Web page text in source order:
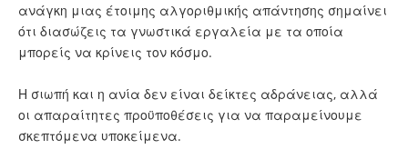
ανάγκη μιας έτοιμης αλγοριθμικής απάντησης σημαίνει
ότι διασώζεις τα γνωστικά εργαλεία με τα οποία
μπορείς να κρίνεις τον κόσμο.
Η σιωπή και η ανία δεν είναι δείκτες αδράνειας, αλλά
οι απαραίτητες προϋποθέσεις για να παραμείνουμε
σκεπτόμενα υποκείμενα.